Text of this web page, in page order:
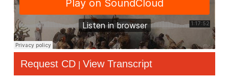
Request CD | View Transcript